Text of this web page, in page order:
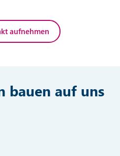
aufnehmen
bauen auf uns